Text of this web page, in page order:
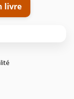
livre